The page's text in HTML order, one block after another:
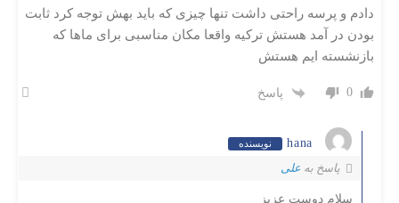
دادم و پرسه راحتی داشت تنها چیزی که باید بهش توجه کرد ثابت
بودن در آمد هستش ترکیه واقعا مکان مناسبی برای ماها که
بازنشسته ایم هستش
0 پاسخ
hana نویسنده
پاسخ به علی
سلام دوست عزیز